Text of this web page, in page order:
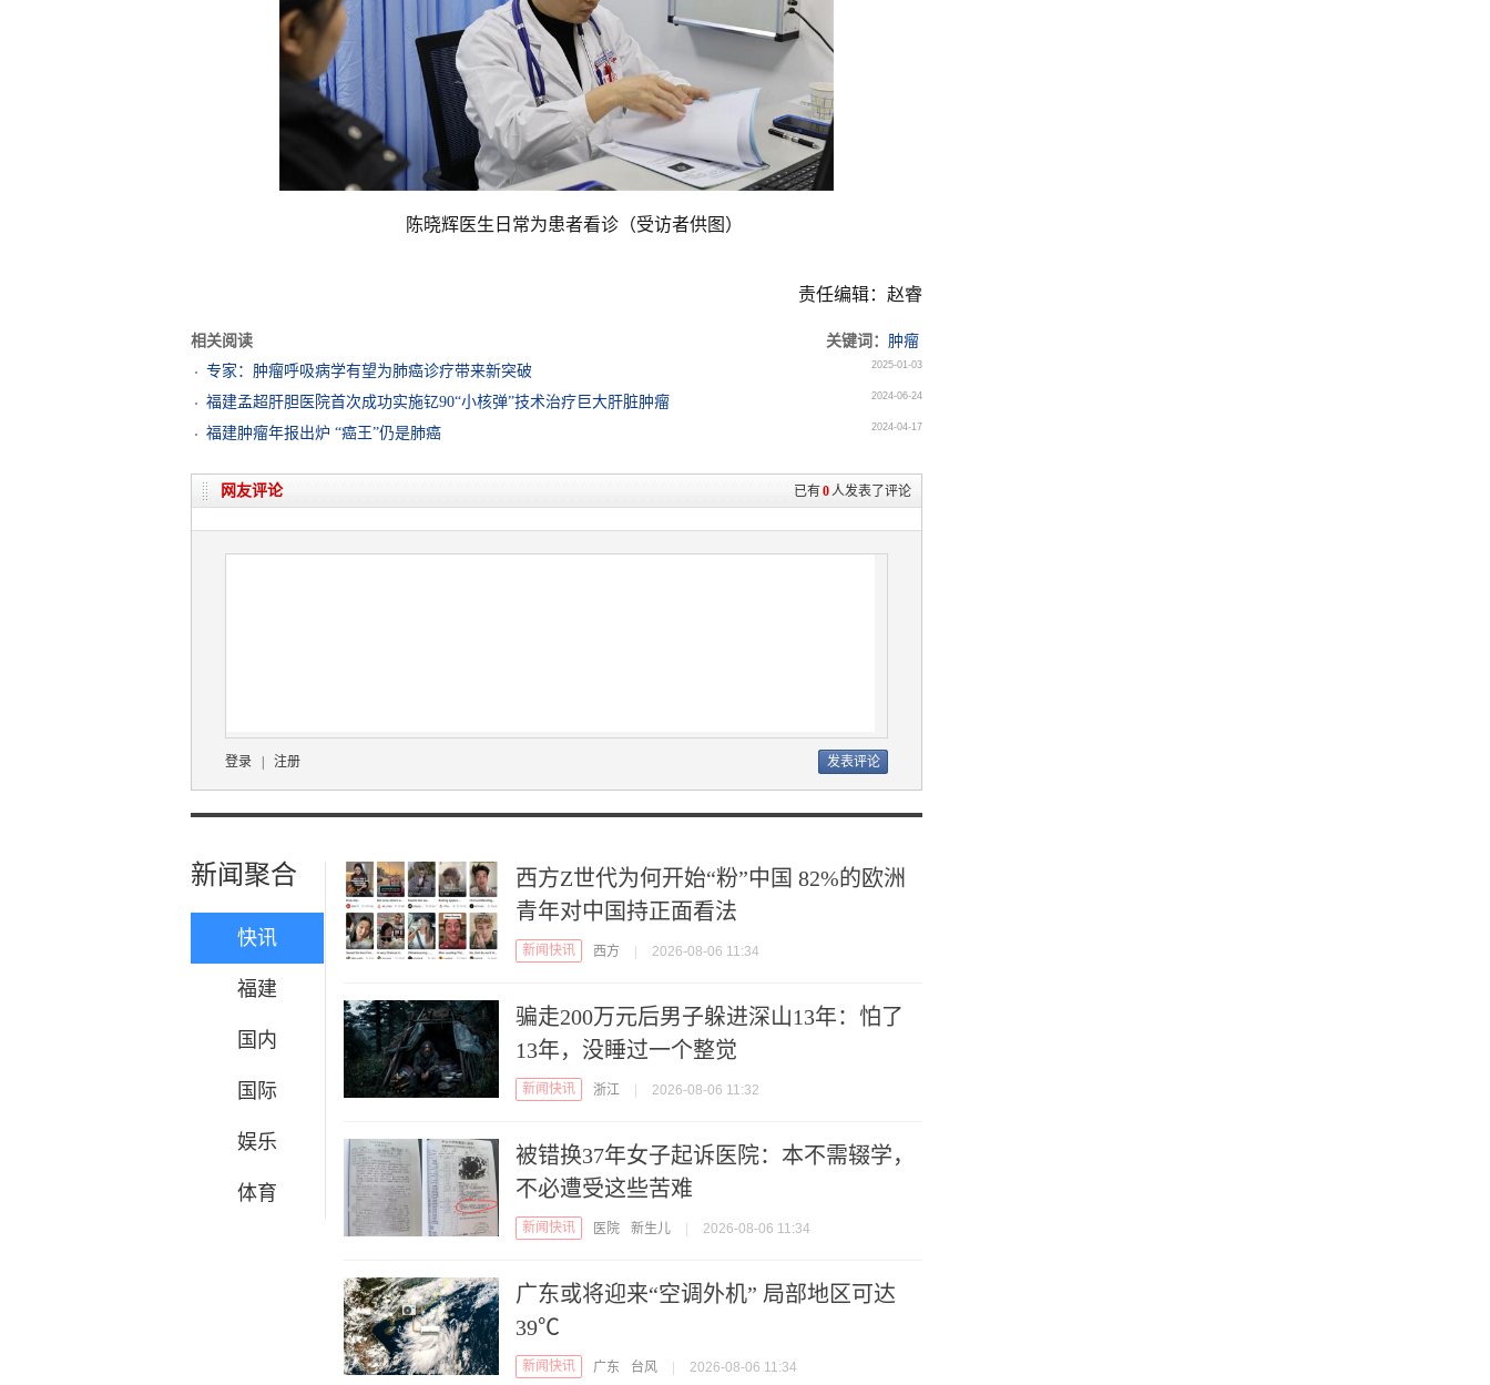
陈晓辉医生日常为患者看诊（受访者供图）
责任编辑：赵睿
相关阅读 关键词： 肿瘤
专家：肿瘤呼吸病学有望为肺癌诊疗带来新突破
2025-01-03
福建孟超肝胆医院首次成功实施钇90“小核弹”技术治疗巨大肝脏肿瘤 2024-06-24
福建肿瘤年报出炉 “癌王”仍是肺癌 2024-04-17
已有0人发表了评论
网友评论
登录 注册
新闻聚合
快讯
福建
国内
国际
娱乐
体育
西方Z世代为何开始“粉”中国 82%的欧洲
青年对中国持正面看法
新闻快讯 西方 2026-08-06 11:34
骗走200万元后男子躲进深山13年：怕了
13年，没睡过一个整觉
新闻快讯 浙江 2026-08-06 11:32
被错换37年女子起诉医院：本不需辍学，
不必遭受这些苦难
新闻快讯 医院 新生儿 2026-08-06 11:34
广东或将迎来“空调外机” 局部地区可达
39℃
新闻快讯 广东 台风 2026-08-06 11:34